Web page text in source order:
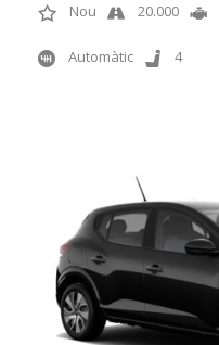
Nou 20.000
Automàtic 4